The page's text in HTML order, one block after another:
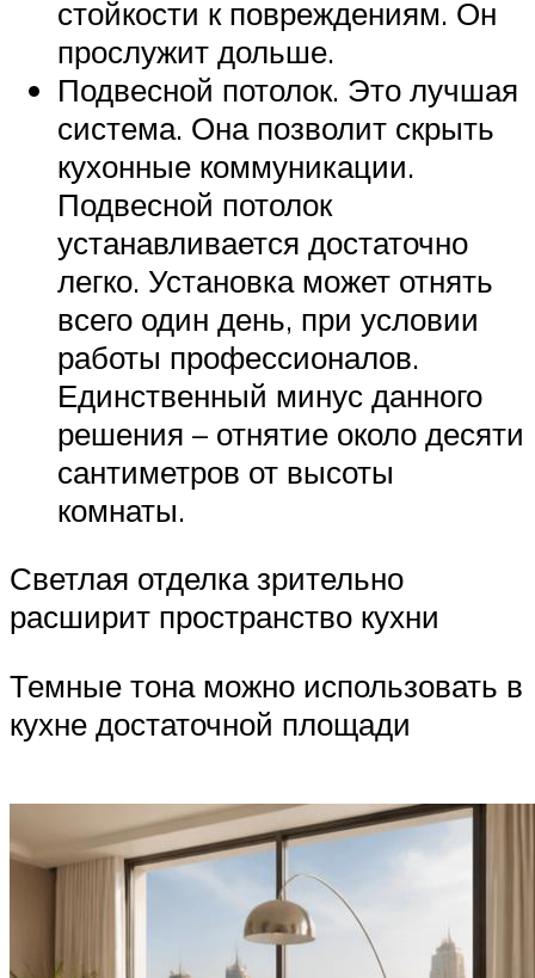
стойкости к повреждениям. Он
прослужит дольше.
Подвесной потолок. Это лучшая
система. Она позволит скрыть
кухонные коммуникации.
Подвесной потолок
устанавливается достаточно
легко. Установка может отнять
всего один день, при условии
работы профессионалов.
Единственный минус данного
решения – отнятие около десяти
сантиметров от высоты
комнаты.
Светлая отделка зрительно
расширит пространство кухни
Темные тона можно использовать в
кухне достаточной площади